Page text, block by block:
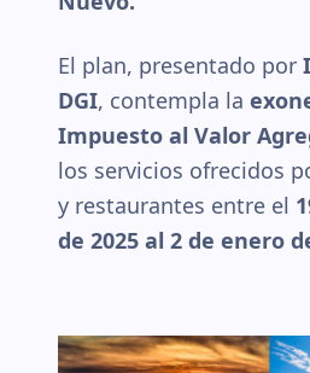
El plan, presentado por
DGI, contempla la
Impuesto al Valor
los servicios ofrecidos
y restaurantes entre el
de 2025 al 2 de enero